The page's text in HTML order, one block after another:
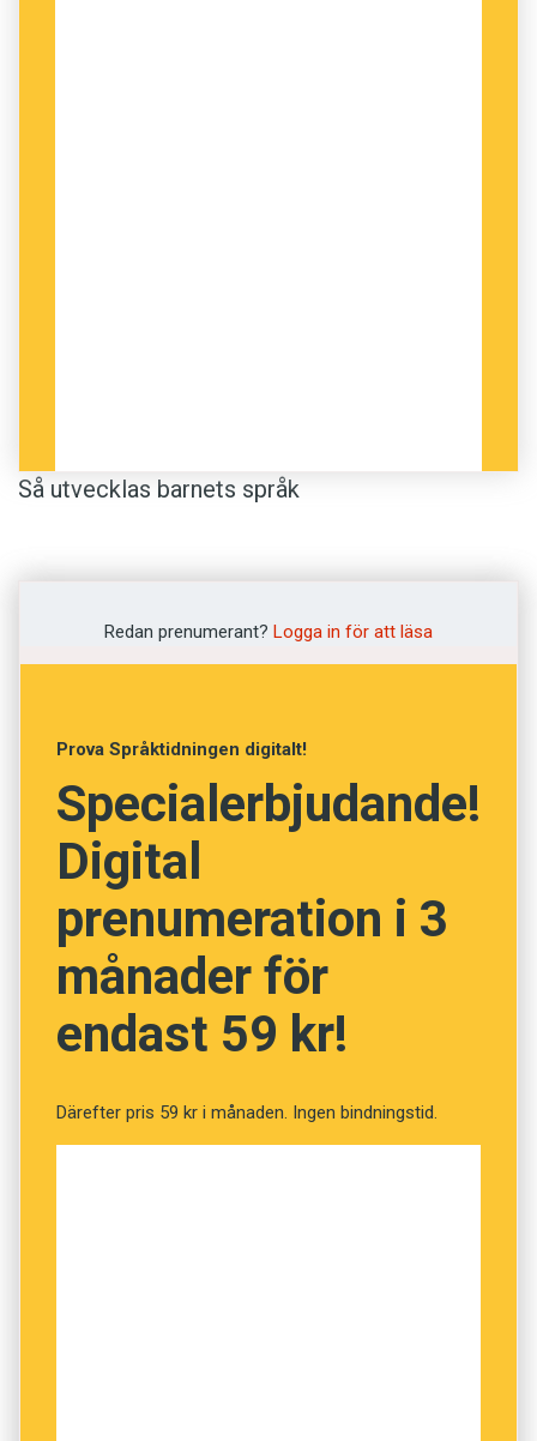
Så utvecklas barnets språk
Därför kommer vi ihåg svordomar
Redan prenumerant? Logga in för att läsa
Prova Språktidningen digitalt!
Specialerbjudande!
Digital
prenumeration i 3
månader för
endast 59 kr!
Därefter pris 59 kr i månaden. Ingen bindningstid.